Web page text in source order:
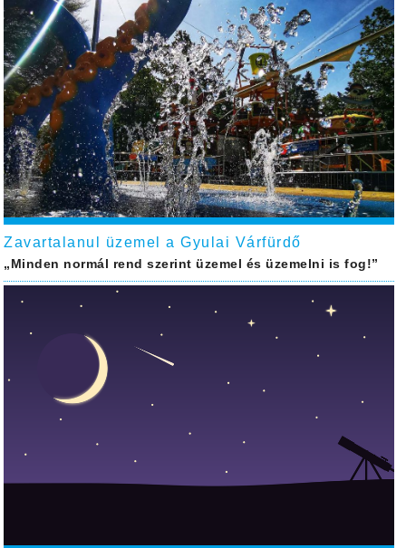
Zavartalanul üzemel a Gyulai Várfürdő
„Minden normál rend szerint üzemel és üzemelni is fog!”